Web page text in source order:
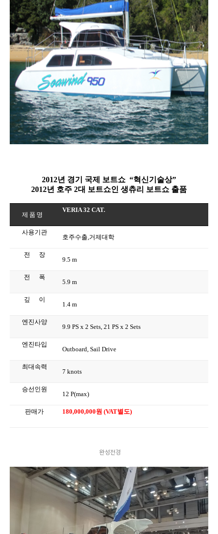
2012년 경기 국제 보트쇼 “혁신기술상”
2012년 호주 2대 보트쇼인 생츄리 보트쇼 출품
제품명
VERIA 32 CAT.
사용기관
호주수출,거제대학
전 장
9.5 m
전 폭
5.9 m
깊 이
1.4 m
엔진사양
9.9 PS x 2 Sets, 21 PS x 2 Sets
엔진타입
Outboard, Sail Drive
최대속력
7 knots
승선인원
12 P(max)
판매가 180,000,000원 (VAT별도)
완성전경